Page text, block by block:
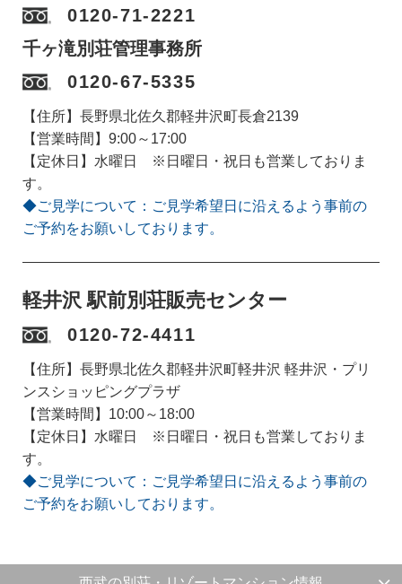
0120-71-2221
千ヶ滝別荘管理事務所
0120-67-5335
【住所】長野県北佐久郡軽井沢町長倉2139
【営業時間】9:00～17:00
【定休日】水曜日 ※日曜日・祝日も営業しておりま
す。
◆ご見学について：ご見学希望日に沿えるよう事前の
ご予約をお願いしております。
軽井沢 駅前別荘販売センター
0120-72-4411
【住所】長野県北佐久郡軽井沢町軽井沢 軽井沢・プリ
ンスショッピングプラザ
【営業時間】10:00～18:00
【定休日】水曜日 ※日曜日・祝日も営業しておりま
す。
◆ご見学について：ご見学希望日に沿えるよう事前の
ご予約をお願いしております。